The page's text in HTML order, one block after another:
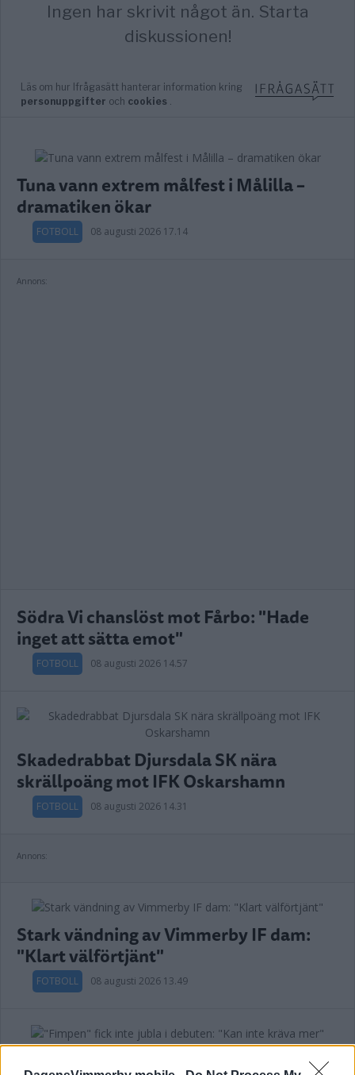
Tuna vann extrem målfest i Målilla –
dramatiken ökar
FOTBOLL 08 augusti 2026 17.14
Annons:
Södra Vi chanslöst mot Fårbo: "Hade
inget att sätta emot"
FOTBOLL 08 augusti 2026 14.57
Skadedrabbat Djursdala SK nära
skrällpoäng mot IFK Oskarshamn
FOTBOLL 08 augusti 2026 14.31
Annons:
Stark vändning av Vimmerby IF dam:
"Klart välförtjänt"
FOTBOLL 08 augusti 2026 13.49
"Fimpen" fick inte jubla i debuten: "Kan